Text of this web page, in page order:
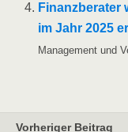
Finanz­be­ra­ter
im Jahr 2025
Manage­ment und
Vorheriger Beitrag